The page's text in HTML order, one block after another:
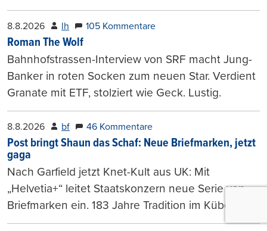
8.8.2026 lh 105 Kommentare
Roman The Wolf
Bahnhofstrassen-Interview von SRF macht Jung-
Banker in roten Socken zum neuen Star. Verdient
Granate mit ETF, stolziert wie Geck. Lustig.
8.8.2026 bf 46 Kommentare
Post bringt Shaun das Schaf: Neue Briefmarken, jetzt
gaga
Nach Garfield jetzt Knet-Kult aus UK: Mit
„Helvetia+“ leitet Staatskonzern neue Serie von
Briefmarken ein. 183 Jahre Tradition im Kübel.